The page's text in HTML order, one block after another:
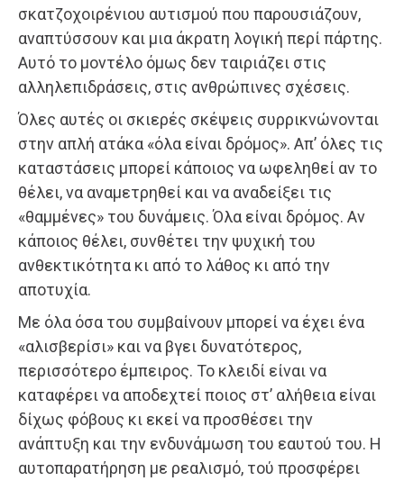
σκατζοχοιρένιου αυτισμού που παρουσιάζουν,
αναπτύσσουν και μια άκρατη λογική περί πάρτης.
Αυτό το μοντέλο όμως δεν ταιριάζει στις
αλληλεπιδράσεις, στις ανθρώπινες σχέσεις.
Όλες αυτές οι σκιερές σκέψεις συρρικνώνονται
στην απλή ατάκα «όλα είναι δρόμος». Απ’ όλες τις
καταστάσεις μπορεί κάποιος να ωφεληθεί αν το
θέλει, να αναμετρηθεί και να αναδείξει τις
«θαμμένες» του δυνάμεις. Όλα είναι δρόμος. Αν
κάποιος θέλει, συνθέτει την ψυχική του
ανθεκτικότητα κι από το λάθος κι από την
αποτυχία.
Με όλα όσα του συμβαίνουν μπορεί να έχει ένα
«αλισβερίσι» και να βγει δυνατότερος,
περισσότερο έμπειρος. Το κλειδί είναι να
καταφέρει να αποδεχτεί ποιος στ’ αλήθεια είναι
δίχως φόβους κι εκεί να προσθέσει την
ανάπτυξη και την ενδυνάμωση του εαυτού του. Η
αυτοπαρατήρηση με ρεαλισμό, τού προσφέρει